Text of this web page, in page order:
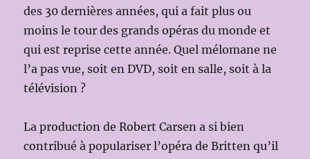
des 30 dernières années, qui a fait plus ou
moins le tour des grands opéras du monde et
qui est reprise cette année. Quel mélomane ne
l’a pas vue, soit en DVD, soit en salle, soit à la
télévision ?
La production de Robert Carsen a si bien
contribué à populariser l’opéra de Britten qu’il